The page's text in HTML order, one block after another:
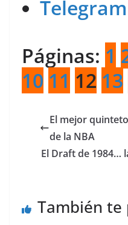
Telegram
Páginas: 1
10 11 12 13
El mejor
de la NBA
El Draft de 1984…
También te